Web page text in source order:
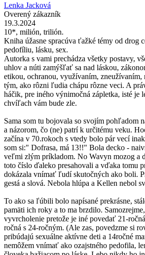
Lenka Jacková
Overený zákazník
19.3.2024
10*, milión, trilión.
Kniha úžasne spracúva ťažké témy od drog
pedofíliu, lásku, sex.
Autorka s vami prechádza všetky postavy,
uhlov a núti zamýšľať sa nad láskou,
etikou, ochranou, využívaním, zneužívaním,
tým, ako rôzni ľudia chápu rôzne veci. A
háčik, pre iného výnimočná zápletka, isté je
chvíľach vám bude zle.
Sama som tu bojovala so svojím pohľadom
a názorom, čo (ne) patrí k určitému veku.
začína v 70.rokoch s vtedy bolo pár vecí
som si:" Dofrasa, má 13!!" Bola decko -
veľmi zlým príkladom. No Wavyn mozog a
toto číslo ďaleko presahovali a vďaka tomu
dokázala vnímať ľudí skutočných ako boli.
gestá a slová. Nebola hlúpa a Kellen nebol
To ako sa ľúbili bolo napísané prekrásne,
pamäti ich roky a to ma brzdilo.
vyvrcholenie pretože je iné povedať 21-
ročná s 24-ročným. (Ale zas, povedzme si
pribúdajú sexuálne aktívne deti a 14ročné
nemôžem vnímať ako ozajstného pedofila,